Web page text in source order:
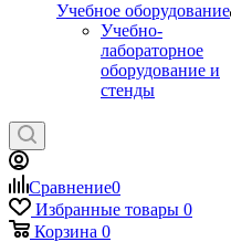
Учебное оборудование
Учебно-
лабораторное
оборудование и
стенды
Сравнение0
Избранные товары 0
Корзина 0